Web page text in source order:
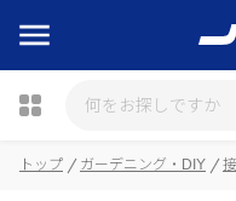
トップ ガーデニング・DIY